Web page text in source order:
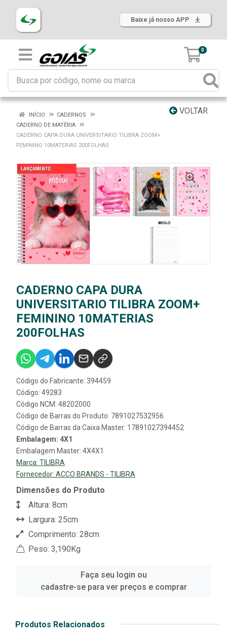
Baixe já nosso APP
0
VOLTAR
INÍCIO
CADERNOS
CADERNO DE MATÉRIA
CADERNO CAPA DURA UNIVERSITARIO TILIBRA ZOOM+
FEMININO 10MATERIAS 200FOLHAS
CADERNO CAPA DURA
UNIVERSITARIO TILIBRA ZOOM+
FEMININO 10MATERIAS
200FOLHAS
Código do Fabricante: 394459
Código: 49283
Código NCM: 48202000
Código de Barras do Produto: 7891027532956
Código de Barras da Caixa Master: 17891027394452
Embalagem: 4X1
Embalagem Master: 4X4X1
Marca: TILIBRA
Fornecedor: ACCO BRANDS - TILIBRA
Dimensões do Produto
Altura: 8cm
Largura: 25cm
Comprimento: 28cm
Peso: 3,190Kg
Faça seu login ou
cadastre-se para ver preços e comprar
Produtos Relacionados